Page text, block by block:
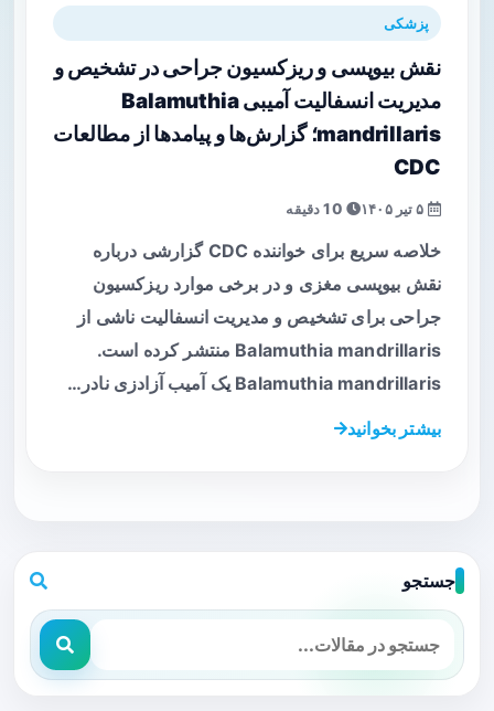
پزشکی
نقش بیوپسی و ریزکسیون جراحی در تشخیص و
مدیریت انسفالیت آمیبی Balamuthia
mandrillaris؛ گزارش‌ها و پیامدها از مطالعات
CDC
خلاصه سریع برای خواننده CDC گزارشی درباره
نقش بیوپسی مغزی و در برخی موارد ریزکسیون
جراحی برای تشخیص و مدیریت انسفالیت ناشی از
Balamuthia mandrillaris منتشر کرده است.
Balamuthia mandrillaris یک آمیب آزادزی نادر…
بیشتر بخوانید
جستجو